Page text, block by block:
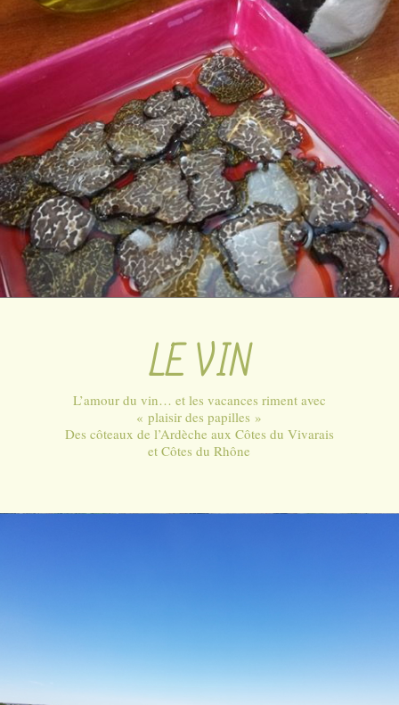
LE VIN
L’amour du vin… et les vacances riment avec
« plaisir des papilles »
Des côteaux de l’Ardèche aux Côtes du Vivarais
et Côtes du Rhône